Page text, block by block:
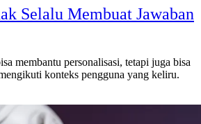
Selalu Membuat Jawaban
membantu personalisasi, tetapi juga bisa
konteks pengguna yang keliru.